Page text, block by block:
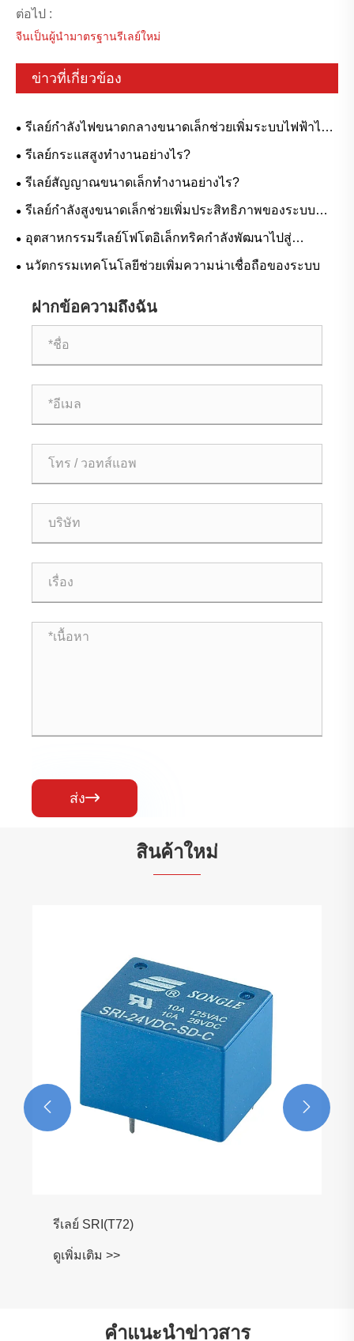
ต่อไป :
จีนเป็นผู้นำมาตรฐานรีเลย์ใหม่
ข่าวที่เกี่ยวข้อง
รีเลย์กำลังไฟขนาดกลางขนาดเล็กช่วยเพิ่มระบบไฟฟ้าได้
อย่างไร?
รีเลย์กระแสสูงทำงานอย่างไร?
รีเลย์สัญญาณขนาดเล็กทำงานอย่างไร?
รีเลย์กำลังสูงขนาดเล็กช่วยเพิ่มประสิทธิภาพของระบบ
ไฟฟ้าได้อย่างไร
อุตสาหกรรมรีเลย์โฟโตอิเล็กทริคกำลังพัฒนาไปสู่
เทคโนโลยีการปกป้องสิ่งแวดล้อมสีเขียว
นวัตกรรมเทคโนโลยีช่วยเพิ่มความน่าเชื่อถือของระบบ
ฝากข้อความถึงฉัน
ส่ง
สินค้าใหม่
รีเลย์ SRI(T72)
ดูเพิ่มเติม >>
 
คำแนะนำข่าวสาร